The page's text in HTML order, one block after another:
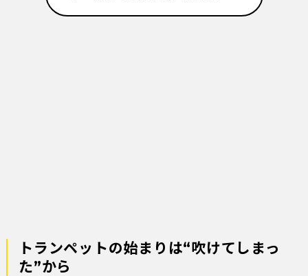
トランペットの始まりは“吹けてしまっ
た”から